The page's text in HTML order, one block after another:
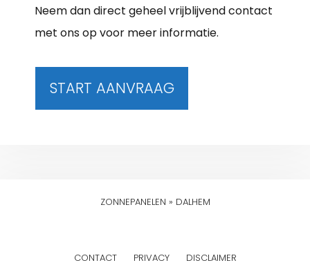
Neem dan direct geheel vrijblijvend contact
met ons op voor meer informatie.
START AANVRAAG
ZONNEPANELEN » DALHEM
CONTACT PRIVACY DISCLAIMER